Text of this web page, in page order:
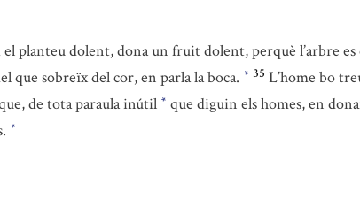
planteu dolent, dona un fruit dolent, perquè l’arbre
que sobreïx del cor, en parla la boca. * 35 L’home bo
de tota paraula inútil * que diguin els homes, en
*